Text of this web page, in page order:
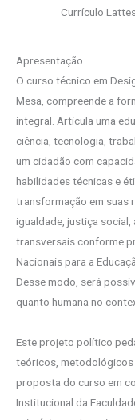
Currículo
Apresentação
O curso técnico em
Mesa, compreende a
integral. Articula uma
ciência, tecnologia,
um cidadão com
habilidades técnicas e
transformação em suas
igualdade, justiça
transversais conforme
Nacionais para a
Desse modo, será
quanto humana no
Este projeto político
teóricos,
proposta do curso em
Institucional da